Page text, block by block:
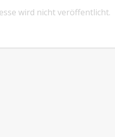
wird nicht veröffentlicht.